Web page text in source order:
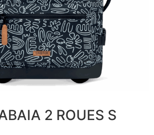
2 ROUES S